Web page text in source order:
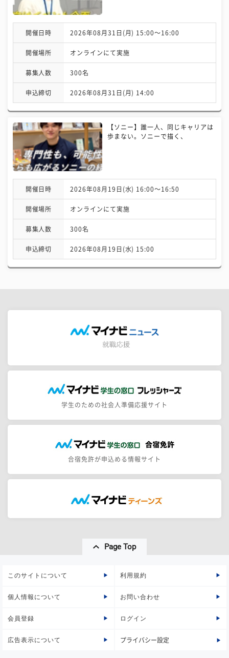
開催日時 2026年08月31日(月) 15:00〜16:00
開催場所 オンラインにて実施
募集人数 300名
申込締切 2026年08月31日(月) 14:00
【ソニー】誰一人、同じキャリアは
歩まない。ソニーで描く、
開催日時 2026年08月19日(水) 16:00〜16:50
開催場所 オンラインにて実施
募集人数 300名
申込締切 2026年08月19日(水) 15:00
学生のための社会人準備応援サイト
合宿免許が申込める情報サイト
Page Top
このサイトについて 利用規約
個人情報について お問い合わせ
会員登録 ログイン
広告表示について プライバシー設定